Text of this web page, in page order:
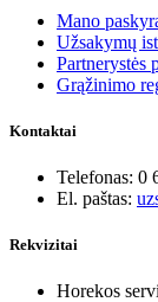
Mano
Užsakymų
Partnerystės
Grąžinimo
Kontaktai
Telefonas: 0
El. paštas:
Rekvizitai
Horekos